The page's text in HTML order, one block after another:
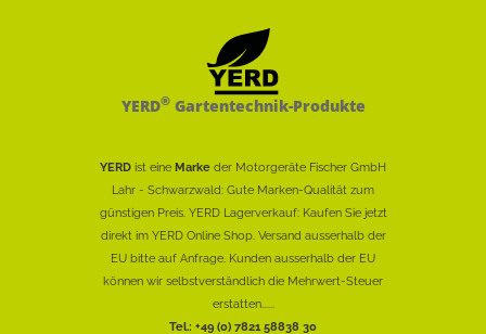
YERD®Gartentechnik-Produkte
YERD ist eine Marke der Motorgeräte Fischer GmbH
Lahr - Schwarzwald: Gute Marken-Qualität zum
günstigen Preis. YERD Lagerverkauf: Kaufen Sie jetzt
direkt im YERD Online Shop. Versand ausserhalb der
EU bitte auf Anfrage. Kunden ausserhalb der EU
können wir selbstverständlich die Mehrwert-Steuer
erstatten......
Tel.: +49 (0) 7821 58838 30